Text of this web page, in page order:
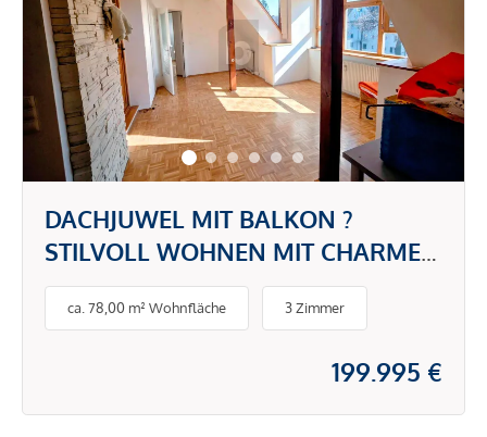
DACHJUWEL MIT BALKON ?
STILVOLL WOHNEN MIT CHARME
UND KOMFORT
ca. 78,00 m² Wohnfläche 3 Zimmer
199.995 €